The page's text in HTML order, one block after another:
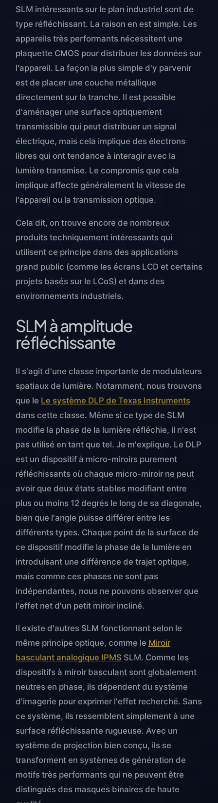
SLM intéressants sur le plan industriel sont de
type réfléchissant. La raison en est simple. Les
appareils très performants nécessitent une
plaquette CMOS pour distribuer les données sur
l'appareil. La façon la plus simple d'y parvenir
est de placer une couche métallique
directement sur la tranche. Il est possible
d'aménager une surface optiquement
transmissible qui peut distribuer un signal
électrique, mais cela implique des électrons
libres qui ont tendance à interagir avec la
lumière transmise. Le compromis que cela
implique affecte généralement la vitesse de
l'appareil ou la transmission optique.
Cela dit, on trouve encore de nombreux
produits techniquement intéressants qui
utilisent ce principe dans des applications
grand public (comme les écrans LCD et certains
projets basés sur le LCoS) et dans des
environnements industriels.
SLM à amplitude
réfléchissante
Il s'agit d'une classe importante de modulateurs
spatiaux de lumière. Notamment, nous trouvons
que le Le système DLP de Texas Instruments
dans cette classe. Même si ce type de SLM
modifie la phase de la lumière réfléchie, il n'est
pas utilisé en tant que tel. Je m'explique. Le DLP
est un dispositif à micro-miroirs purement
réfléchissants où chaque micro-miroir ne peut
avoir que deux états stables modifiant entre
plus ou moins 12 degrés le long de sa diagonale,
bien que l'angle puisse différer entre les
différents types. Chaque point de la surface de
ce dispositif modifie la phase de la lumière en
introduisant une différence de trajet optique,
mais comme ces phases ne sont pas
indépendantes, nous ne pouvons observer que
l'effet net d'un petit miroir incliné.
Il existe d'autres SLM fonctionnant selon le
même principe optique, comme le Miroir
basculant analogique IPMS SLM. Comme les
dispositifs à miroir basculant sont globalement
neutres en phase, ils dépendent du système
d'imagerie pour exprimer l'effet recherché. Sans
ce système, ils ressemblent simplement à une
surface réfléchissante rugueuse. Avec un
système de projection bien conçu, ils se
transforment en systèmes de génération de
motifs très performants qui ne peuvent être
distingués des masques binaires de haute